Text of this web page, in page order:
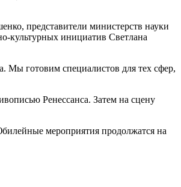
представители министерств науки
культурных инициатив Светлана
Мы готовим специалистов для тех сфер,
Ренессанса. Затем на сцену
мероприятия продолжатся на